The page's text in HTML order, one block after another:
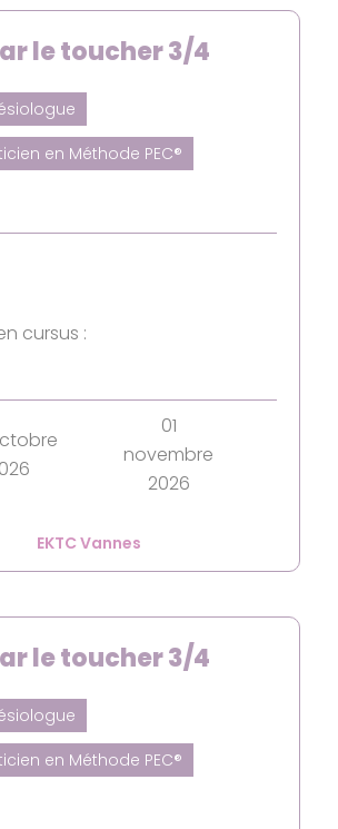
EKTC Vannes
le toucher 3/4
en Méthode PEC®
cursus :
01
novembre
2026
le toucher 3/4
en Méthode PEC®